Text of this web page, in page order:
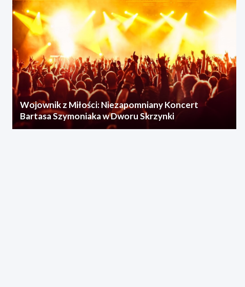
Wojownik z Miłości: Niezapomniany Koncert
Bartasa Szymoniaka w Dworu Skrzynki